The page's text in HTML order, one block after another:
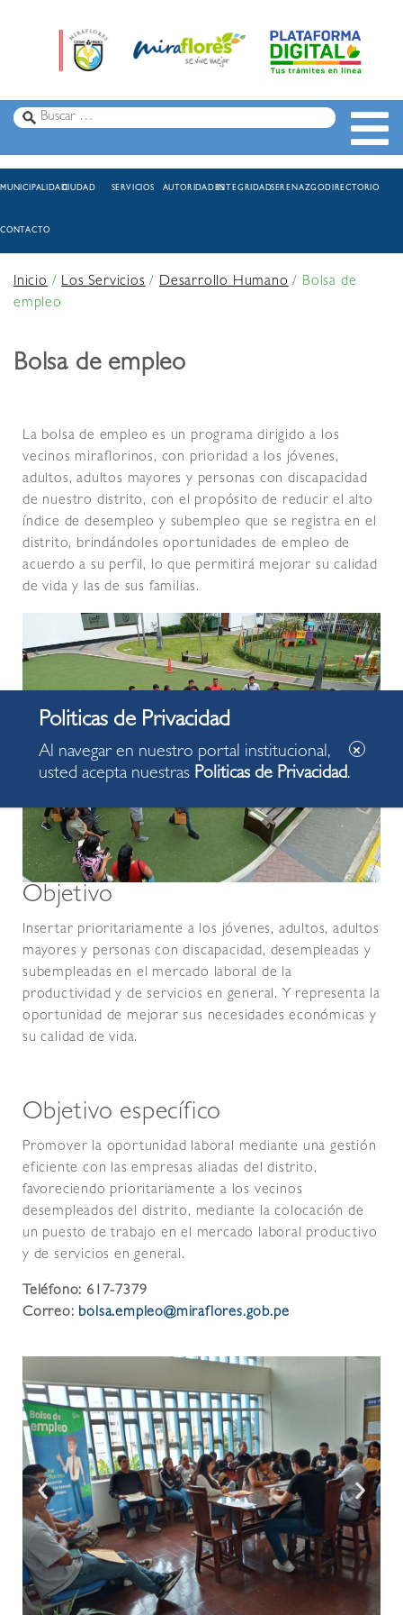
MUNICIPALIDADCIUDAD SERVICIOS AUTORIDADESINTEGRIDADSERENAZGODIRECTORIO
CONTACTO
Inicio/Los Servicios/Desarrollo Humano/ Bolsa de
empleo
Bolsa de empleo
La bolsa de empleo es un programa dirigido a los
vecinos miraflorinos, con prioridad a los jóvenes,
adultos, adultos mayores y personas con discapacidad
de nuestro distrito, con el propósito de reducir el alto
índice de desempleo y subempleo que se registra en el
distrito, brindándoles oportunidades de empleo de
acuerdo a su perfil, lo que permitirá mejorar su calidad
de vida y las de sus familias.
Objetivo
Insertar prioritariamente a los jóvenes, adultos, adultos
mayores y personas con discapacidad, desempleadas y
subempleadas en el mercado laboral de la
productividad y de servicios en general. Y representa la
oportunidad de mejorar sus necesidades económicas y
su calidad de vida.
Objetivo específico
Promover la oportunidad laboral mediante una gestión
eficiente con las empresas aliadas del distrito,
favoreciendo prioritariamente a los vecinos
desempleados del distrito, mediante la colocación de
un puesto de trabajo en el mercado laboral productivo
y de servicios en general.
Teléfono: 617-7379
Correo: bolsa.empleo@miraflores.gob.pe
Al navegar en nuestro portal institucional,
usted acepta nuestras Politicas de Privacidad.